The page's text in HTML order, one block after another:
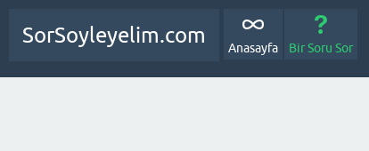
SorSoyleyelim.com
Anasayfa Bir Soru Sor